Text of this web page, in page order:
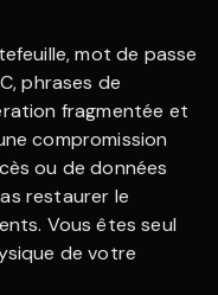
mot de passe
phrases de
fragmentée et
compromission
ou de données
restaurer le
Vous êtes seul
de votre